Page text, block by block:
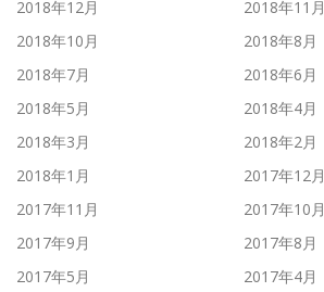
2018年12月
2018年11月
2018年10月
2018年8月
2018年7月
2018年6月
2018年5月
2018年4月
2018年3月
2018年2月
2018年1月
2017年12月
2017年11月
2017年10月
2017年9月
2017年8月
2017年5月
2017年4月